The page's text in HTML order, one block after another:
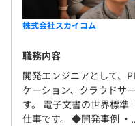
株式会社スカイコム
職務内容
開発エンジニアとして、
ケーション、クラウドサ
す。 電子文書の世界標準
仕事です。 ◆開発事例 ・